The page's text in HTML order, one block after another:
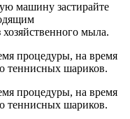
машину застирайте
мыла.
процедуры, на время
теннисных шариков.
процедуры, на время
теннисных шариков.